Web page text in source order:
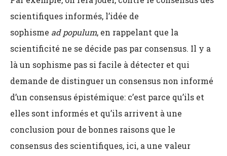
scientifiques informés, l’idée de
sophisme ad populum, en rappelant que la
scientificité ne se décide pas par consensus. Il y a
là un sophisme pas si facile à détecter et qui
demande de distinguer un consensus non informé
d’un consensus épistémique: c’est parce qu’ils et
elles sont informés et qu’ils arrivent à une
conclusion pour de bonnes raisons que le
consensus des scientifiques, ici, a une valeur